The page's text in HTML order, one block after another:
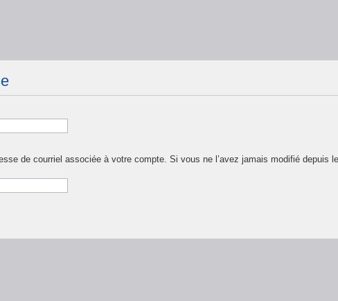
de courriel associée à votre compte. Si vous ne l’avez jamais modifié